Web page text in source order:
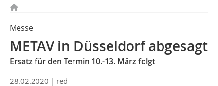
Messe
METAV in Düsseldorf abgesagt
Ersatz für den Termin 10.-13. März folgt
28.02.2020 | red